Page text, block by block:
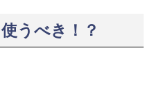
うべき！？